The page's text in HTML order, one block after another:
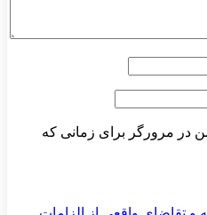
در مرورگر برای زمانی که